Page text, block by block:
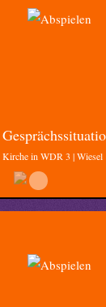
Kirche in WDR 3 | Wiesel